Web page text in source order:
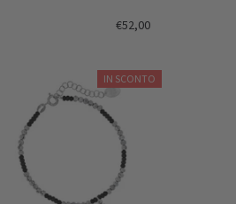
€52,00
IN SCONTO